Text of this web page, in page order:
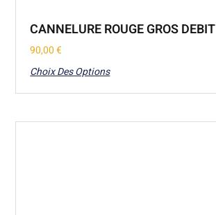
CANNELURE ROUGE GROS DEBIT
90,00€
Choix Des Options